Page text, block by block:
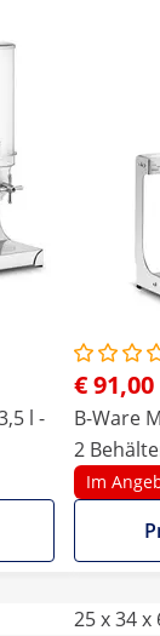
l -
€ 91,00
B-Ware
2
Im
25 x 34 x